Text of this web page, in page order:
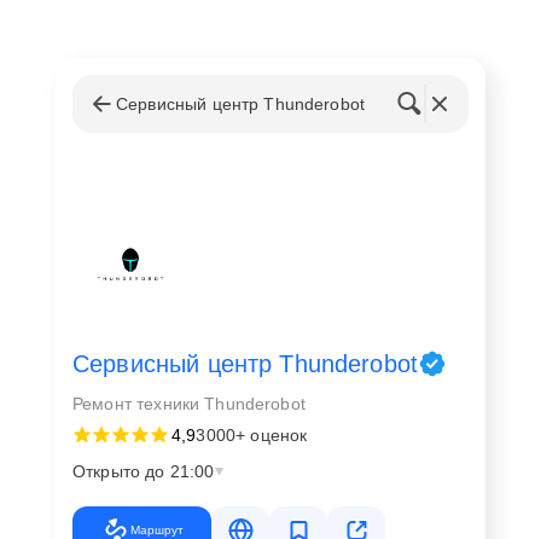
Сервисный центр Thunderobot
Сервисный центр Thunderobot
Ремонт техники Thunderobot
4,93000+ оценок
Открыто до 21:00
Маршрут